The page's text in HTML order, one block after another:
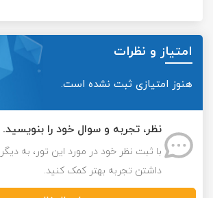
امتیاز و نظرات
هنوز امتیازی ثبت نشده است.
نظر، تجربه و سوال خود را بنویسید.
با ثبت نظر خود در مورد این تور، به
داشتن تجربه بهتر کمک کنید.